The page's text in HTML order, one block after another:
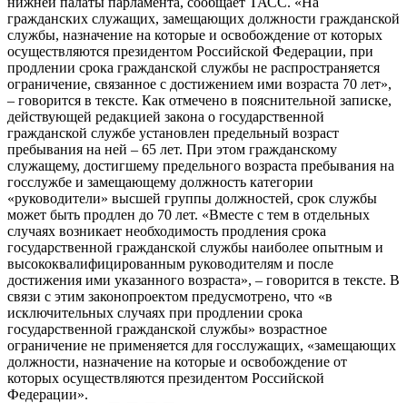
гражданских служащих, замещающих должности гражданской
службы, назначение на которые и освобождение от которых
осуществляются президентом Российской Федерации, при
продлении срока гражданской службы не распространяется
ограничение, связанное с достижением ими возраста 70 лет»,
– говорится в тексте. Как отмечено в пояснительной записке,
действующей редакцией закона о государственной
гражданской службе установлен предельный возраст
пребывания на ней – 65 лет. При этом гражданскому
служащему, достигшему предельного возраста пребывания на
госслужбе и замещающему должность категории
«руководители» высшей группы должностей, срок службы
может быть продлен до 70 лет. «Вместе с тем в отдельных
случаях возникает необходимость продления срока
государственной гражданской службы наиболее опытным и
высококвалифицированным руководителям и после
достижения ими указанного возраста», – говорится в тексте. В
связи с этим законопроектом предусмотрено, что «в
исключительных случаях при продлении срока
государственной гражданской службы» возрастное
ограничение не применяется для госслужащих, «замещающих
должности, назначение на которые и освобождение от
которых осуществляются президентом Российской
Федерации».